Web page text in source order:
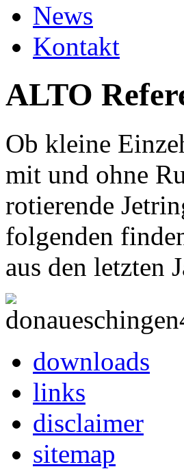
News
Kontakt
ALTO
Ob kleine
mit und ohne
rotierende
folgenden
aus den letzten
downloads
links
disclaimer
sitemap